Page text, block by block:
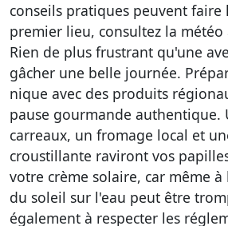
conseils pratiques peuvent faire
premier lieu, consultez la météo
Rien de plus frustrant qu'une
gâcher une belle journée.
nique avec des produits
pause gourmande authentique.
carreaux, un fromage local et
croustillante raviront vos
votre crème solaire, car même
du soleil sur l'eau peut être
également à respecter les